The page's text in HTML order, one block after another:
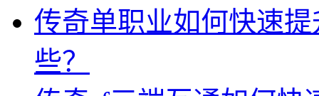
传奇单职业如何快速
些？